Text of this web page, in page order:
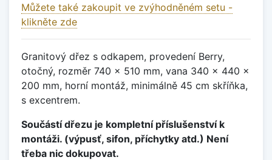
Můžete také zakoupit ve zvýhodněném setu -
klikněte zde
Granitový dřez s odkapem, provedení Berry,
otočný, rozměr 740 x 510 mm, vana 340 x 440 x
200 mm, horní montáž, minimálně 45 cm skříňka,
s excentrem.
Součástí dřezu je kompletní příslušenství k
montáži. (výpusť, sifon, příchytky atd.) Není
třeba nic dokupovat.